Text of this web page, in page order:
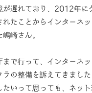
が遅れており、2012年に
れたことからインターネ
崎さん。
まで行って、インターネ
ラの整備を訴えてきまし
たいって思っても、ネッ